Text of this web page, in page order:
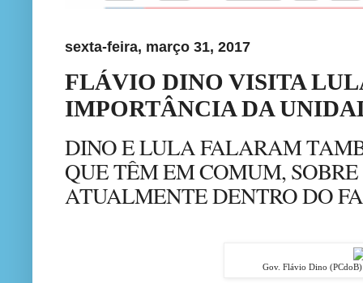
sexta-feira, março 31, 2017
FLÁVIO DINO VISITA
IMPORTÂNCIA DA
DINO E LULA FALARAM
QUE TÊM EM COMUM,
ATUALMENTE DENTRO DO
Gov. Flávio Dino